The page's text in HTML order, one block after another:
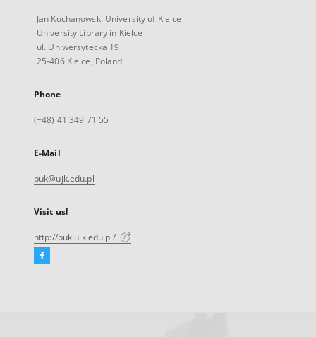
Jan Kochanowski University of Kielce
University Library in Kielce
ul. Uniwersytecka 19
25-406 Kielce, Poland
Phone
(+48) 41 349 71 55
E-Mail
buk@ujk.edu.pl
Visit us!
http://buk.ujk.edu.pl/
Facebook